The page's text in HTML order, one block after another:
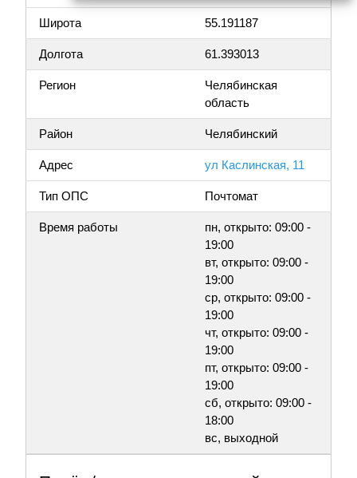
Широта 55.191187
Долгота 61.393013
Регион
Челябинская
область
Район Челябинский
Адрес ул Каслинская, 11
Тип ОПС Почтомат
Время работы
пн, открыто: 09:00 -
19:00
вт, открыто: 09:00 -
19:00
ср, открыто: 09:00 -
19:00
чт, открыто: 09:00 -
19:00
пт, открыто: 09:00 -
19:00
сб, открыто: 09:00 -
18:00
вс, выходной